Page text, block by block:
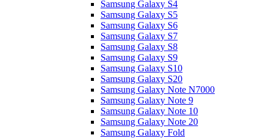
Samsung Galaxy S4
Samsung Galaxy S5
Samsung Galaxy S6
Samsung Galaxy S7
Samsung Galaxy S8
Samsung Galaxy S9
Samsung Galaxy S10
Samsung Galaxy S20
Samsung Galaxy Note N7000
Samsung Galaxy Note 9
Samsung Galaxy Note 10
Samsung Galaxy Note 20
Samsung Galaxy Fold